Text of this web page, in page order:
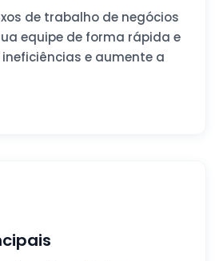
de trabalho de negócios
equipe de forma rápida e
ineficiências e aumente a